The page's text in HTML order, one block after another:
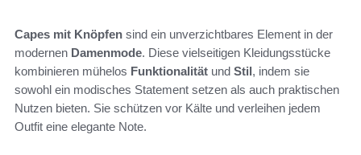
Capes mit Knöpfen sind ein unverzichtbares Element in der
modernen Damenmode. Diese vielseitigen Kleidungsstücke
kombinieren mühelos Funktionalität und Stil, indem sie
sowohl ein modisches Statement setzen als auch praktischen
Nutzen bieten. Sie schützen vor Kälte und verleihen jedem
Outfit eine elegante Note.